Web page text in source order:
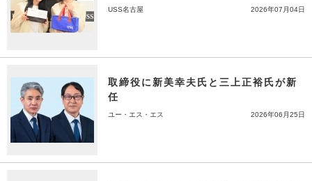
USS名古屋 2026年07月04日
取締役に新美幸夫氏と三上正裕氏が新
任
ユー・エス・エス 2026年06月25日